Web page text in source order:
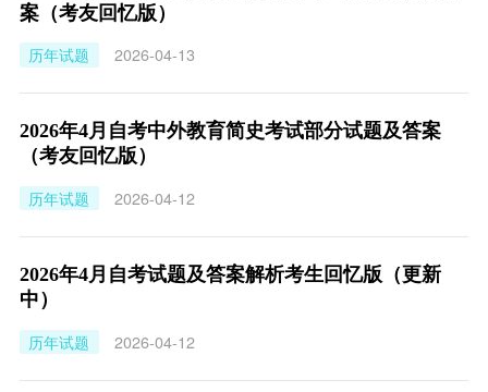
案（考友回忆版）
历年试题
2026-04-13
2026年4月自考中外教育简史考试部分试题及答案
（考友回忆版）
历年试题
2026-04-12
2026年4月自考试题及答案解析考生回忆版（更新
中）
历年试题
2026-04-12